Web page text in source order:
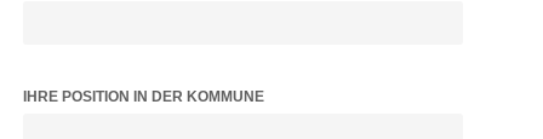
IHRE POSITION IN DER KOMMUNE